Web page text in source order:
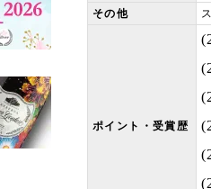
その他
ポイント・受賞歴